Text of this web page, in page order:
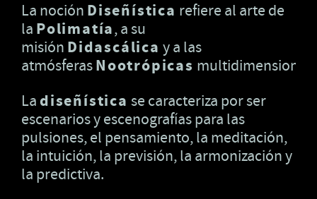
La noción Diseñística refiere al arte de
la Polimatía, a su
misión Didascálica y a las
atmósferasNootrópicas
Ladiseñística se caracteriza por ser
escenarios y escenografías para las
pulsiones, el pensamiento, la meditación,
la intuición, la previsión, la armonización y
la predictiva.